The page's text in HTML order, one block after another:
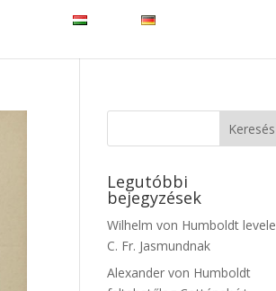
Legutóbbi
bejegyzések
Wilhelm von Humboldt levele
C. Fr. Jasmundnak
Alexander von Humboldt